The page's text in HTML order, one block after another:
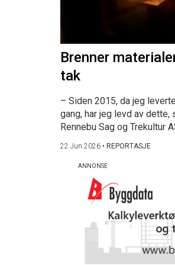
Brenner
tak
– Siden 2015, da jeg
gang, har jeg levd av
Rennebu Sag og Trekultur
22 Jun 2026 • REPORTASJE